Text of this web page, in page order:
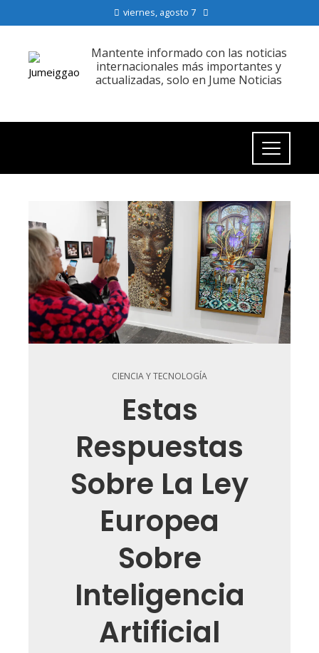
viernes, agosto 7
Mantente informado con las noticias
internacionales más importantes y
actualizadas, solo en Jume Noticias
CIENCIA Y TECNOLOGÍA
Estas
Respuestas
Sobre La Ley
Europea
Sobre
Inteligencia
Artificial